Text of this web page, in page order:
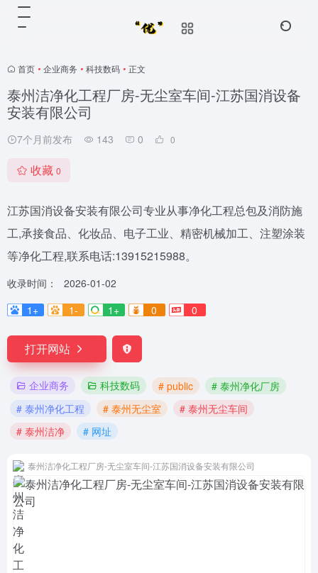
首页 • 企业商务 • 科技数码 • 正文
泰州洁净化工程厂房-无尘室车间-江苏国消设备
安装有限公司
7个月前发布 143 0 0
收藏 0
江苏国消设备安装有限公司专业从事净化工程总包及消防施
工,承接食品、化妆品、电子工业、精密机械加工、注塑涂装
等净化工程,联系电话:13915215988。
收录时间：
2026-01-02
1+
1- 1+ 0 0
打开网站
企业商务 科技数码 # public
# 泰州净化厂房
# 泰州净化工程
# 泰州无尘室
# 泰州无尘车间
# 泰州洁净
# 网址
泰州洁净化工程厂房-无尘室车间-江苏国消设备安装有限公司